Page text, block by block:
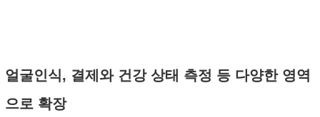
얼굴인식, 결제와 건강 상태 측정 등 다양한 영역
으로 확장